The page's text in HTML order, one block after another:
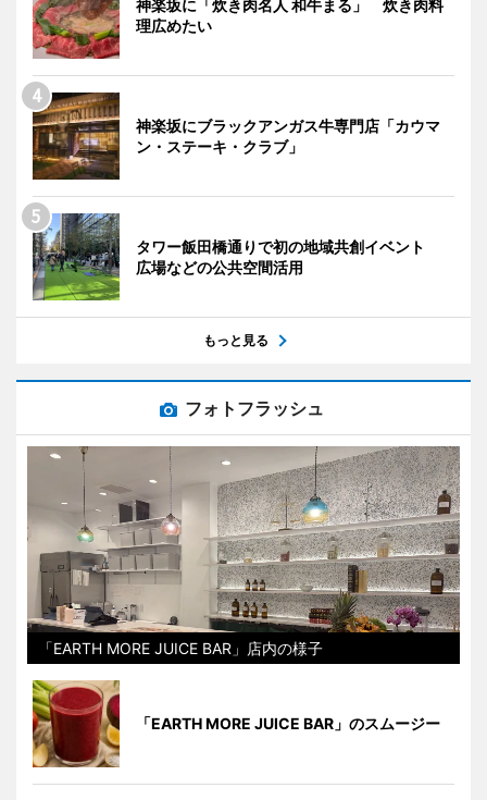
神楽坂に「炊き肉名人 和牛まる」 炊き肉料
理広めたい
神楽坂にブラックアンガス牛専門店「カウマ
ン・ステーキ・クラブ」
タワー飯田橋通りで初の地域共創イベント
広場などの公共空間活用
もっと見る
フォトフラッシュ
「EARTH MORE JUICE BAR」店内の様子
「EARTH MORE JUICE BAR」のスムージー